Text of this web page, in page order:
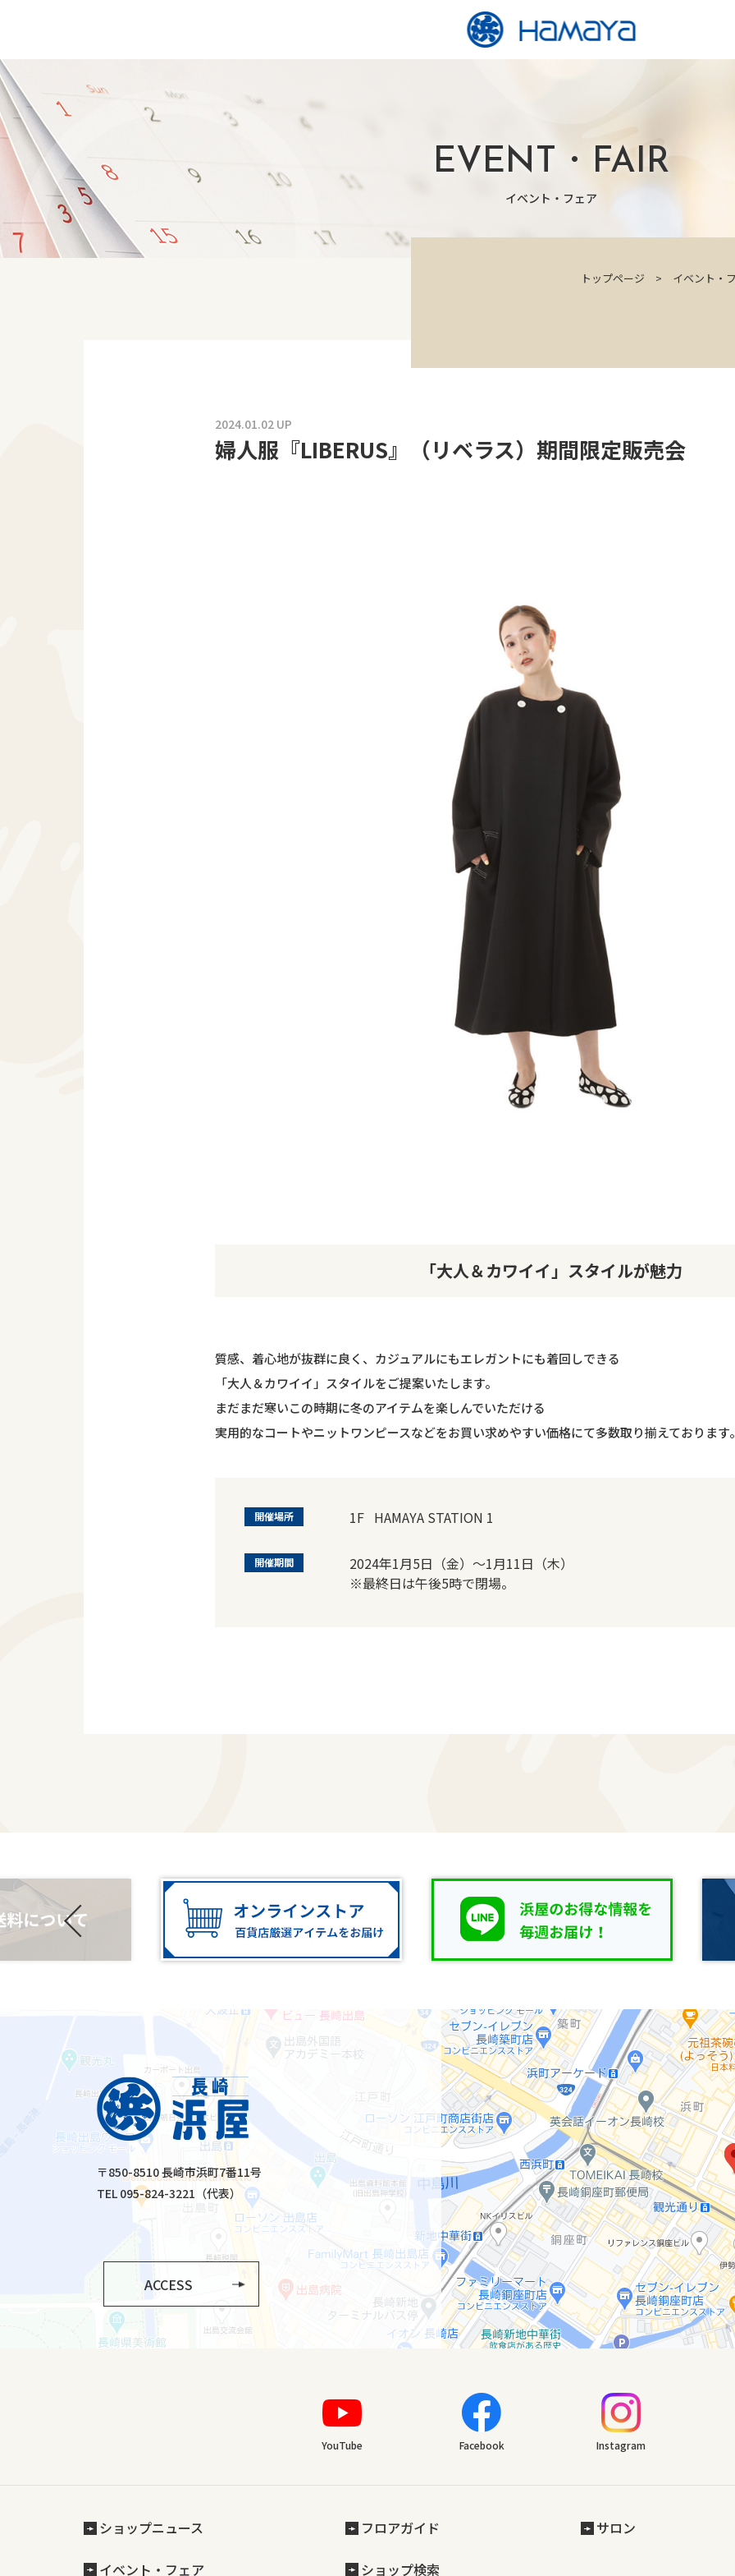
EVENT・FAIR
イベント・フェア
トップページ イベント・
2024.01.02 UP
婦人服『LIBERUS』（リベラス）期間限定販売会
「大人＆カワイイ」スタイルが魅力
質感、着心地が抜群に良く、カジュアルにもエレガントにも着回しできる
「大人＆カワイイ」スタイルをご提案いたします。
まだまだ寒いこの時期に冬のアイテムを楽しんでいただける
実用的なコートやニットワンピースなどをお買い求めやすい価格にて多数取り揃えております
開催場所 1F HAMAYA STATION 1
開催期間
2024年1月5日（金）～1月11日（木）
※最終日は午後5時で閉場。
〒850-8510 長崎市浜町7番11号
TEL 095-824-3221（代表）
ACCESS
YouTube Facebook Instagram
ショップニュース
イベント・フェア
フロアガイド
ショップ検索
サロン